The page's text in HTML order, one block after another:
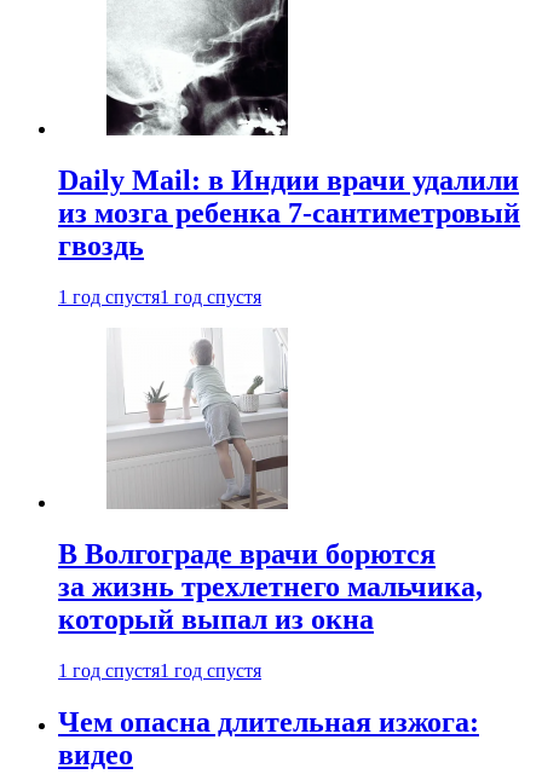
Daily Mail: в Индии врачи удалили
из мозга ребенка 7-сантиметровый
гвоздь
1 год спустя1 год спустя
В Волгограде врачи борются
за жизнь трехлетнего мальчика,
который выпал из окна
1 год спустя1 год спустя
Чем опасна длительная изжога:
видео